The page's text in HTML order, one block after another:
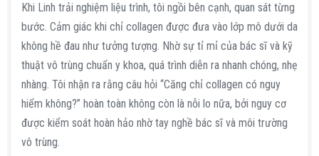
Khi Linh trải nghiệm liệu trình, tôi ngồi bên cạnh, quan sát từng
bước. Cảm giác khi chỉ collagen được đưa vào lớp mô dưới da
không hề đau như tưởng tượng. Nhờ sự tỉ mỉ của bác sĩ và kỹ
thuật vô trùng chuẩn y khoa, quá trình diễn ra nhanh chóng, nhẹ
nhàng. Tôi nhận ra rằng câu hỏi “Căng chỉ collagen có nguy
hiểm không?” hoàn toàn không còn là nỗi lo nữa, bởi nguy cơ
được kiểm soát hoàn hảo nhờ tay nghề bác sĩ và môi trường
vô trùng.